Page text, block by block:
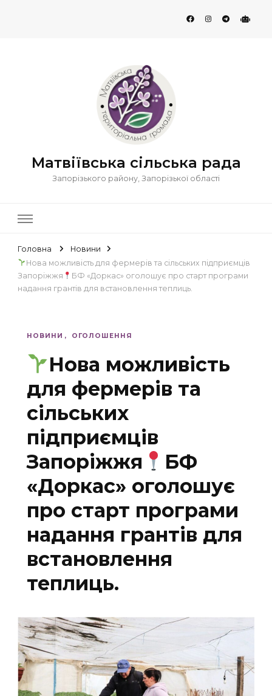
Матвіївська сільська рада
Запорізького району, Запорізької області
Головна
Новини
Нова можливість для фермерів та сільських підприємців
Запоріжжя
БФ «Доркас» оголошує про старт програми
надання грантів для встановлення теплиць.
НОВИНИ ОГОЛОШЕННЯ
Нова можливість
для фермерів та
сільських
підприємців
Запоріжжя
БФ
«Доркас» оголошує
про старт програми
надання грантів для
встановлення
теплиць.